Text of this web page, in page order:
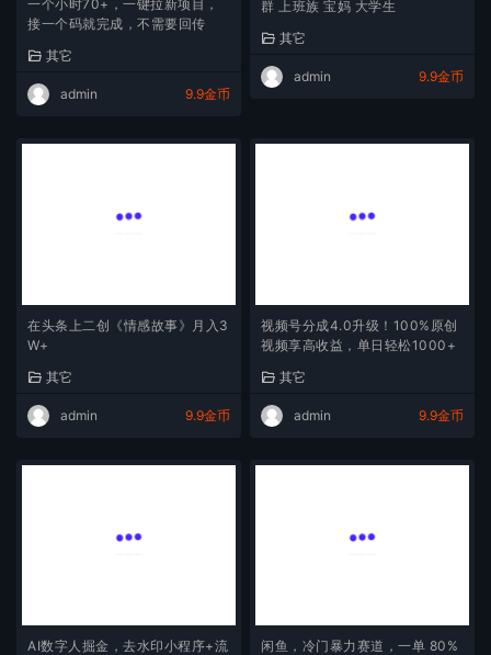
一个小时70+，一键拉新项目，
接一个码就完成，不需要回传
其它
admin 9.9金币
群 上班族 宝妈 大学生
其它
admin 9.9金币
在头条上二创《情感故事》月入3
W+
其它
admin 9.9金币
视频号分成4.0升级！100%原创
视频享高收益，单日轻松1000+
其它
admin 9.9金币
AI数字人掘金，去水印小程序+流
闲鱼，冷门暴力赛道，一单 80%